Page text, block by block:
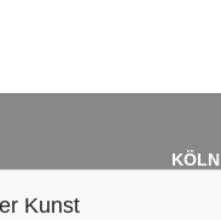
KÖLN
Kunst